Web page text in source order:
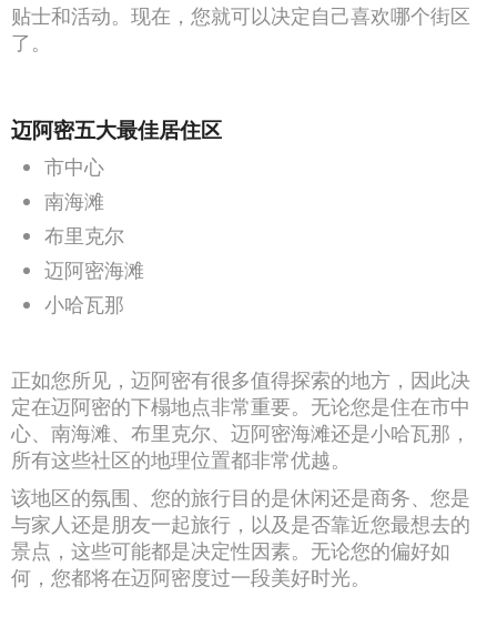
贴士和活动。现在，您就可以决定自己喜欢哪个街区
了。
迈阿密五大最佳居住区
市中心
南海滩
布里克尔
迈阿密海滩
小哈瓦那
正如您所见，迈阿密有很多值得探索的地方，因此决
定在迈阿密的下榻地点非常重要。无论您是住在市中
心、南海滩、布里克尔、迈阿密海滩还是小哈瓦那，
所有这些社区的地理位置都非常优越。
该地区的氛围、您的旅行目的是休闲还是商务、您是
与家人还是朋友一起旅行，以及是否靠近您最想去的
景点，这些可能都是决定性因素。无论您的偏好如
何，您都将在迈阿密度过一段美好时光。